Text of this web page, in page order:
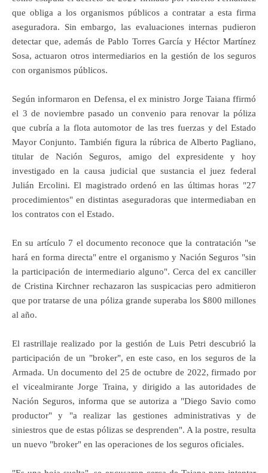
que obliga a los organismos públicos a contratar a esta firma
aseguradora. Sin embargo, las evaluaciones internas pudieron
detectar que, además de Pablo Torres García y Héctor Martínez
Sosa, actuaron otros intermediarios en la gestión de los seguros
con organismos públicos.
Según informaron en Defensa, el ex ministro Jorge Taiana ffirmó
el 3 de noviembre pasado un convenio para renovar la póliza
que cubría a la flota automotor de las tres fuerzas y del Estado
Mayor Conjunto. También figura la rúbrica de Alberto Pagliano,
titular de Nación Seguros, amigo del expresidente y hoy
investigado en la causa judicial que sustancia el juez federal
Julián Ercolini. El magistrado ordenó en las últimas horas "27
procedimientos" en distintas aseguradoras que intermediaban en
los contratos con el Estado.
En su artículo 7 el documento reconoce que la contratación "se
hará en forma directa" entre el organismo y Nación Seguros "sin
la participación de intermediario alguno". Cerca del ex canciller
de Cristina Kirchner rechazaron las suspicacias pero admitieron
que por tratarse de una póliza grande superaba los $800 millones
al año.
El rastrillaje realizado por la gestión de Luis Petri descubrió la
participación de un "broker", en este caso, en los seguros de la
Armada. Un documento del 25 de octubre de 2022, firmado por
el vicealmirante Jorge Traina, y dirigido a las autoridades de
Nación Seguros, informa que se autoriza a "Diego Savio como
productor" y "a realizar las gestiones administrativas y de
siniestros que de estas pólizas se desprenden". A la postre, resulta
un nuevo "broker" en las operaciones de los seguros oficiales.